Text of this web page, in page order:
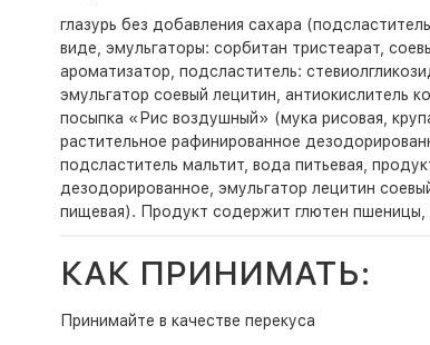
глазурь без добавления сахара
виде, эмульгаторы: сорбитан тристеарат,
ароматизатор, подсластитель:
эмульгатор соевый лецитин, антиокислитель
посыпка «Рис воздушный» (мука рисовая,
растительное рафинированное
подсластитель мальтит, вода питьевая,
дезодорированное, эмульгатор лецитин
пищевая). Продукт содержит глютен
КАК ПРИНИМАТЬ:
Принимайте в качестве перекуса